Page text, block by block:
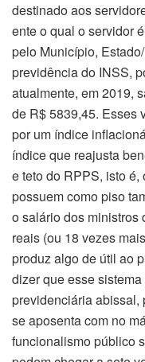
destinado aos
ente o qual o servidor
pelo Município,
previdência do INSS,
atualmente, em 2019,
de R$ 5839,45. Esses
por um índice
índice que reajusta
e teto do RPPS, isto
possuem como piso
o salário dos ministros
reais (ou 18 vezes
produz algo de útil ao
dizer que esse
previdenciária abissal,
se aposenta com no
funcionalismo público